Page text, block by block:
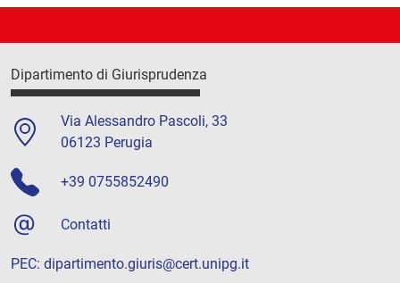
Dipartimento di Giurisprudenza
Via Alessandro Pascoli, 33
06123 Perugia
+39 0755852490
Contatti
PEC: dipartimento.giuris@cert.unipg.it